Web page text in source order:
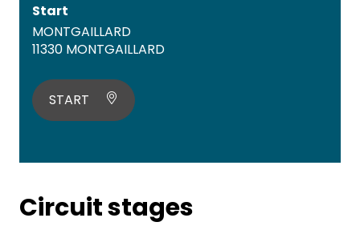
Start
MONTGAILLARD
11330 MONTGAILLARD
START
Circuit stages